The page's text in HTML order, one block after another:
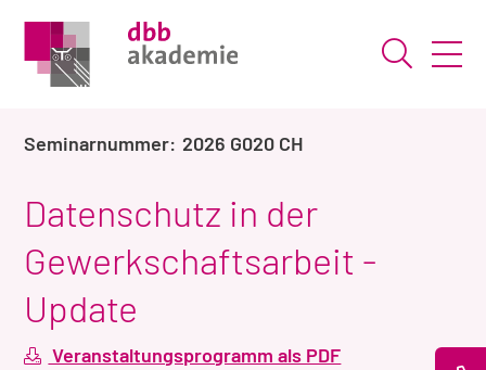
Suche
2026 G020 CH
Datenschutz in der
Gewerkschaftsarbeit -
Update
Veranstaltungsprogramm als PDF